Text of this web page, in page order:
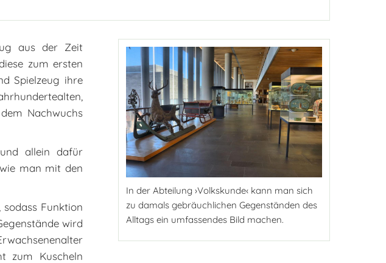
In der Abteilung ›Volkskunde‹ kann man sich
zu damals gebräuchlichen Gegenständen des
Alltags ein umfassendes Bild machen.
aus der Zeit
zum ersten
Spielzeug ihre
Nachwuchs
allein dafür
man mit den
Funktion
wird
zum Kuscheln